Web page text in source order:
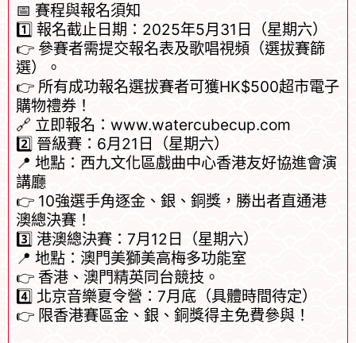
📅 賽程與報名須知
1️⃣ 報名截止日期：2025年5月31日（星期六）
👉 參賽者需提交報名表及歌唱視頻（選拔賽篩
選）。
👉 所有成功報名選拔賽者可獲HK$500超市電子
購物禮券！
🔗 立即報名：www.watercubecup.com
2️⃣ 晉級賽：6月21日（星期六）
📍 地點：西九文化區戲曲中心香港友好協進會演
講廳
👉 10強選手角逐金、銀、銅獎，勝出者直通港
澳總決賽！
3️⃣ 港澳總決賽：7月12日（星期六）
📍 地點：澳門美獅美高梅多功能室
👉 香港、澳門精英同台競技。
4️⃣ 北京音樂夏令營：7月底（具體時間待定）
👉 限香港賽區金、銀、銅獎得主免費參與！